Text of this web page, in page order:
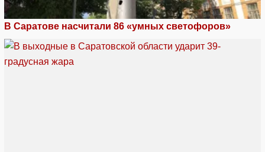
В Саратове насчитали 86 «умных светофоров»